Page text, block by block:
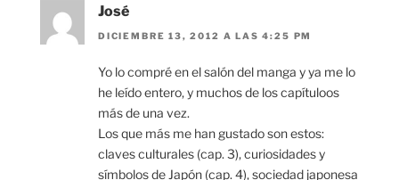
José
DICIEMBRE 13, 2012 A LAS 4:25 PM
Yo lo compré en el salón del manga y ya me lo
he leído entero, y muchos de los capítuloos
más de una vez.
Los que más me han gustado son estos:
claves culturales (cap. 3), curiosidades y
símbolos de Japón (cap. 4), sociedad japonesa